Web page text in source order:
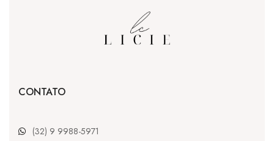
CONTATO
(32) 9 9988-5971